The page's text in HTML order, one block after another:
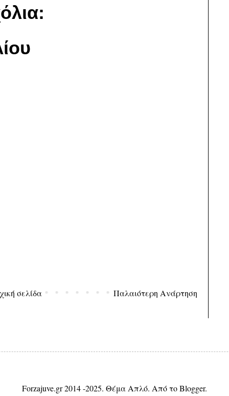
Παλαιότερη Ανάρτηση
σελίδα
Forzajuve.gr 2014 -2025. Θέμα Απλό. Από τοBlogger.